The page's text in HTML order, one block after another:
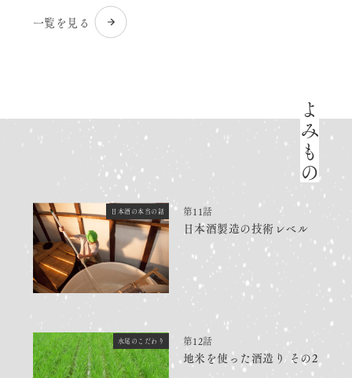
一覧を見る
よみもの
日本酒の本当の話 第11話
日本酒製造の技術レベル
水尾のこだわり 第12話
地米を使った酒造り その2